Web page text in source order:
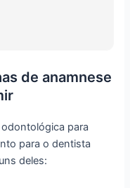
de anamnese
para
para o dentista
deles: